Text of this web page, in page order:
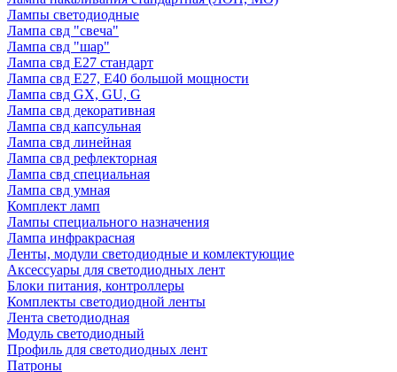
Лампы светодиодные
Лампа свд "свеча"
Лампа свд "шар"
Лампа свд E27 стандарт
Лампа свд E27, Е40 большой мощности
Лампа свд GX, GU, G
Лампа свд декоративная
Лампа свд капсульная
Лампа свд линейная
Лампа свд рефлекторная
Лампа свд специальная
Лампа свд умная
Комплект ламп
Лампы специального назначения
Лампа инфракрасная
Ленты, модули светодиодные и комлектующие
Аксессуары для светодиодных лент
Блоки питания, контроллеры
Комплекты светодиодной ленты
Лента светодиодная
Модуль светодиодный
Профиль для светодиодных лент
Патроны